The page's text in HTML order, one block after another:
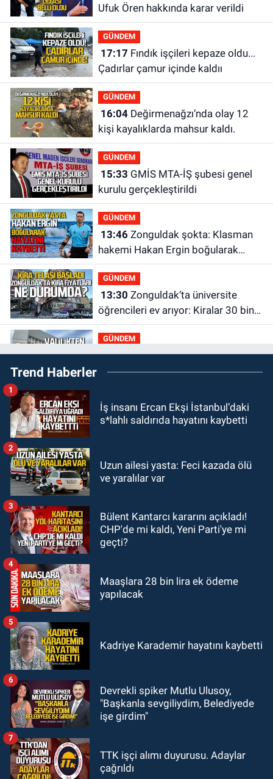
Ufuk Ören hakkında karar verildi
GÜNDEM
17:17
Çadırlar çamur içinde kaldıı
GÜNDEM
16:04Değirmenağzı’nda olay 12
kişi kayalıklarda mahsur kaldı.
GÜNDEM
15:33
kurulu gerçekleştirildi
GÜNDEM
13:46Zonguldak şokta: Klasman
hakemi Hakan Ergin boğularak
hayatını kaybetti
GÜNDEM
13:30
öğrencileri ev arıyor: Kiralar 30 bin
liraya kadar çıkıyor
GÜNDEM
13:00Zonguldak Valiliği'nden son
dakika açıklaması: “YASAKLANDI”
12:12Devrek’te Erdoğan posterini
indiren şahıs adliyeye sevk edildi
11:509 yaşındaki Burak
GÜNDEM
11:19Zonguldak’ta bir öğrencinin
yeni eğitim yılına başlama maliyeti
Trend Haberler
İş insanı Ercan Ekşi İstanbul’daki
s*lahlı saldırıda hayatını kaybetti
1
Uzun ailesi yasta: Feci kazada ölü
ve yaralılar var
2
Bülent Kantarcı kararını açıkladı!
CHP'de mi kaldı, Yeni Parti'ye mi
geçti?
3
Maaşlara 28 bin lira ek ödeme
yapılacak
4
Kadriye Karademir hayatını kaybetti
5
Devrekli spiker Mutlu Ulusoy,
"Başkanla sevgiliydim, Belediyede
işe girdim"
6
TTK işçi alımı duyurusu. Adaylar
çağrıldı
7